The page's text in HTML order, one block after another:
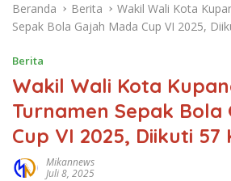
Beranda Berita
Wakil Wali Kota
Sepak Bola Gajah Mada Cup VI 2025,
Berita
Wakil Wali Kota
Turnamen Sepak Bola
Cup VI 2025, Diikuti 57
Mikannews
Juli 8, 2025